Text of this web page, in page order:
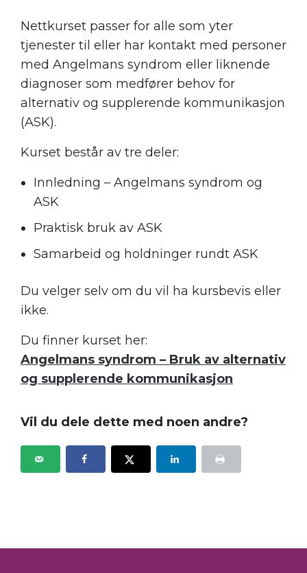
Nettkurset passer for alle som yter
tjenester til eller har kontakt med personer
med Angelmans syndrom eller liknende
diagnoser som medfører behov for
alternativ og supplerende kommunikasjon
(ASK).
Kurset består av tre deler:
Innledning – Angelmans syndrom og
ASK
Praktisk bruk av ASK
Samarbeid og holdninger rundt ASK
Du velger selv om du vil ha kursbevis eller
ikke.
Du finner kurset her:
Angelmans syndrom – Bruk av alternativ
og supplerende kommunikasjon
Vil du dele dette med noen andre?